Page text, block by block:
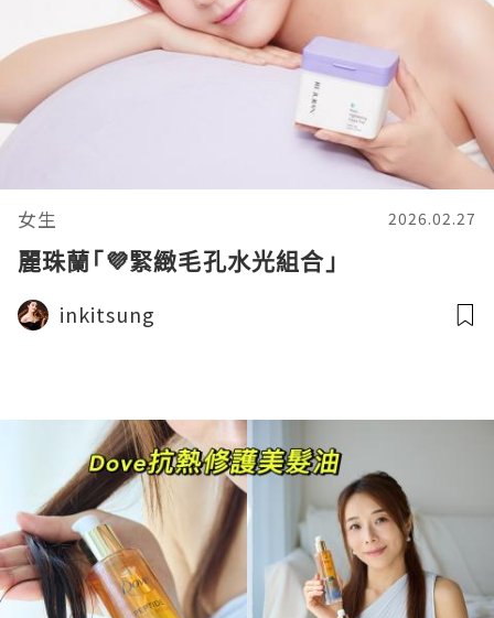
女生 2026.02.27
麗珠蘭｢💜緊緻毛孔水光組合｣
inkitsung